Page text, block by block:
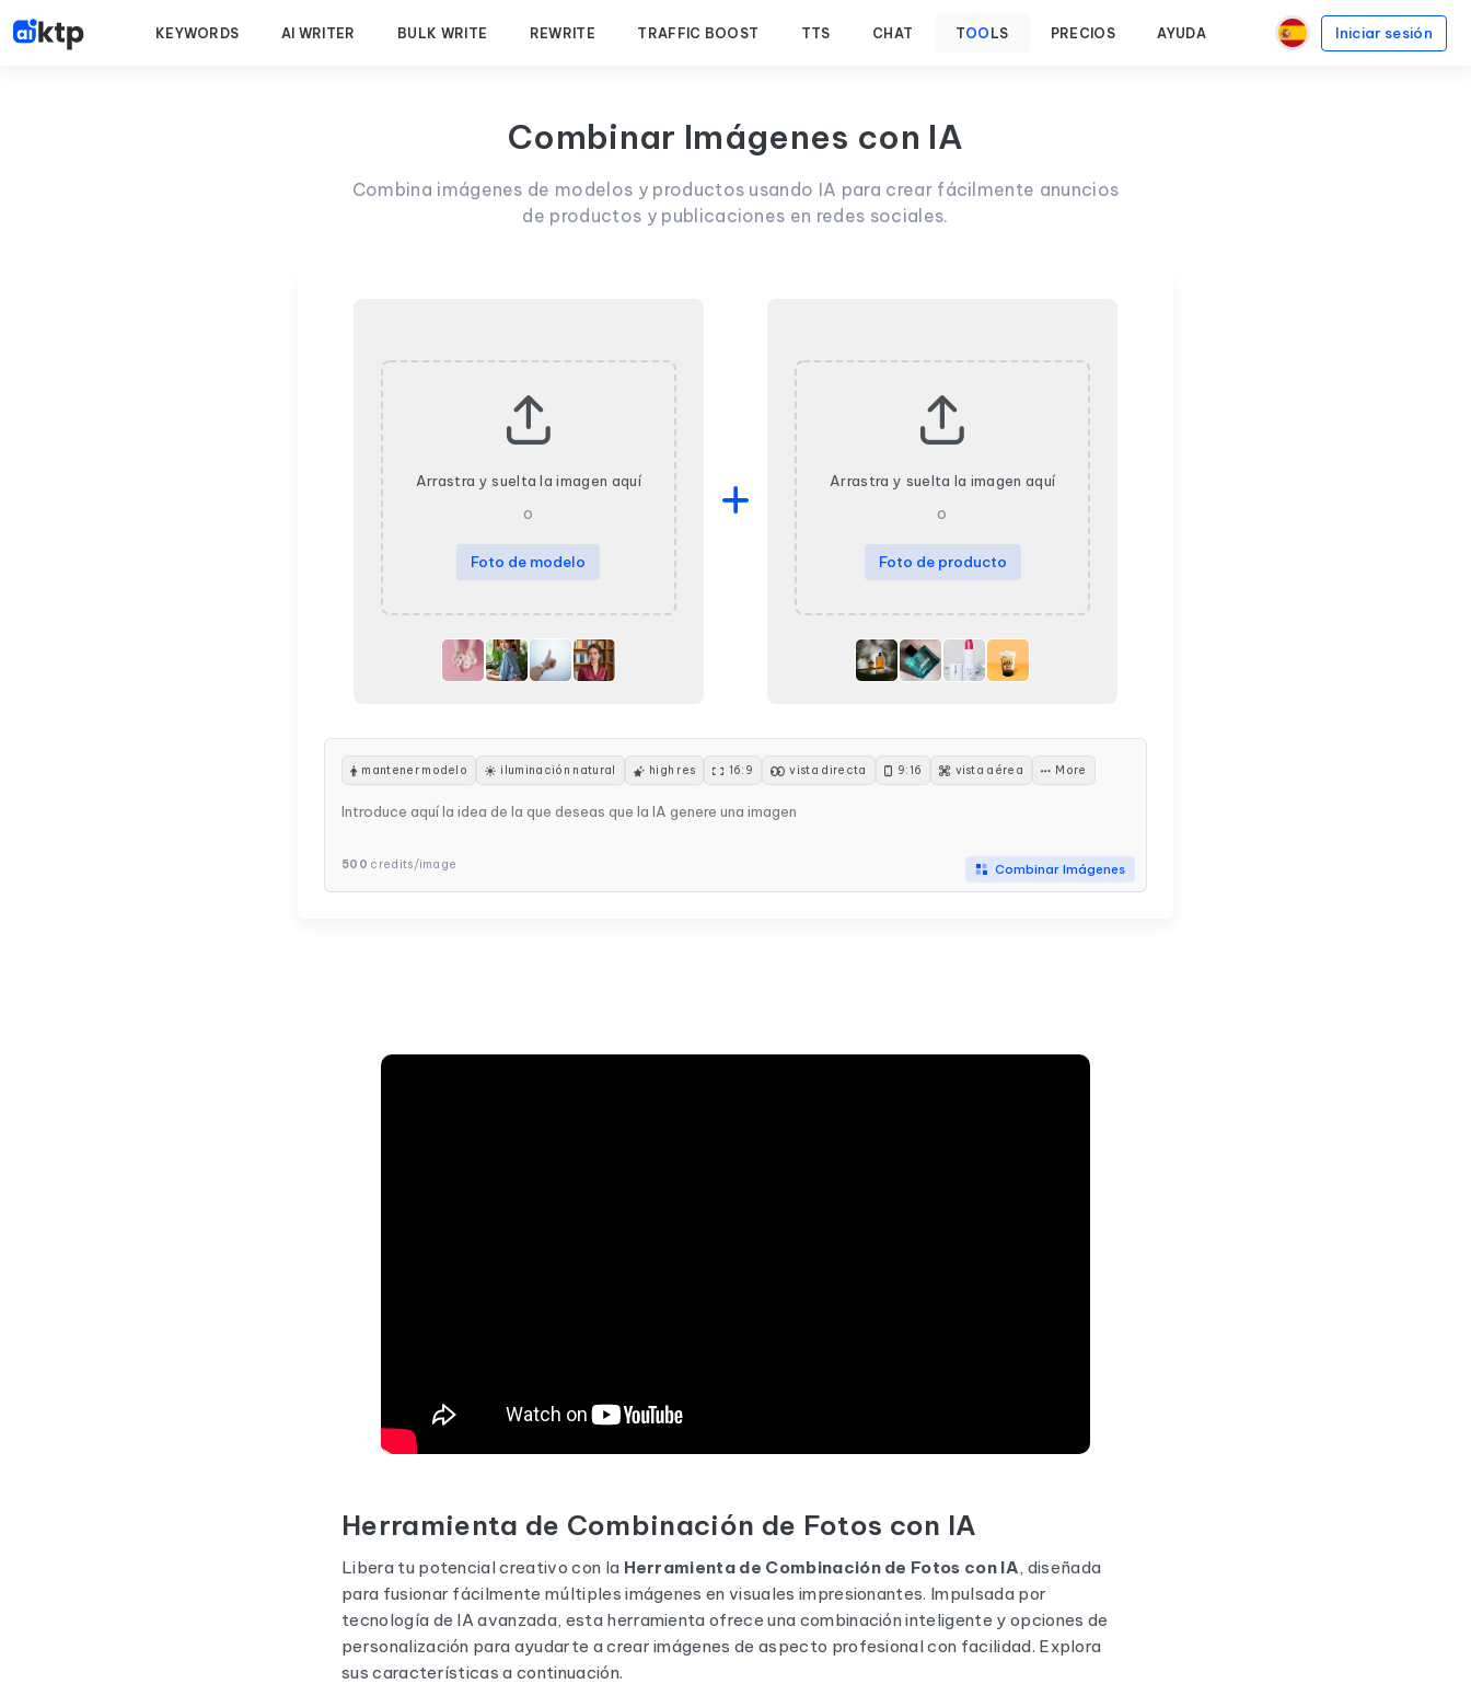
KEYWORDS AI WRITER BULK WRITE REWRITE TRAFFIC BOOST TTS CHAT TOO LS PRECIOS AYUDA Iniciar sesión
Combinar Imágenes con IA
Combina imágenes de modelos y productos usando IA para crear fácilmente anuncios
de productos y publicaciones en redes sociales.
Arrastra y suelta la imagen aquí
o
Foto de modelo
Arrastra y suelta la imagen aquí
o
Foto de producto
mantener modelo iluminación natural high res 16:9 vista directa 9:16 vista aérea More
500 credits/image Combinar Imágenes
Herramienta de Combinación de Fotos con IA
Libera tu potencial creativo con la Herramienta de Combinación de Fotos con IA, diseñada
para fusionar fácilmente múltiples imágenes en visuales impresionantes. Impulsada por
tecnología de IA avanzada, esta herramienta ofrece una combinación inteligente y opciones de
personalización para ayudarte a crear imágenes de aspecto profesional con facilidad. Explora
sus características a continuación.